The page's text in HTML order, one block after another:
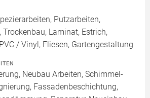
Putzarbeiten,
Trockenbau, Laminat, Estrich,
/ Vinyl, Fliesen, Gartengestaltung
Neubau Arbeiten, Schimmel-
Fassadenbeschichtung,